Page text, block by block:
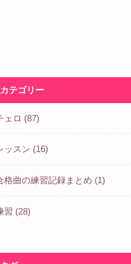
カテゴリー
ェロ (87)
ッスン (16)
格曲の練習記録まとめ (1)
習 (28)